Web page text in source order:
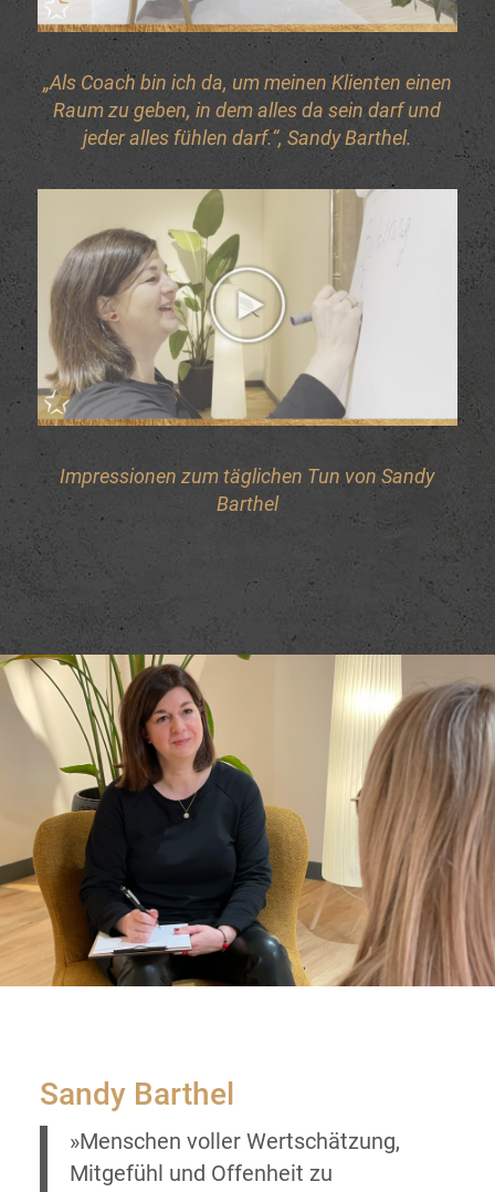
„Als Coach bin ich da, um meinen Klienten einen
Raum zu geben, in dem alles da sein darf und
jeder alles fühlen darf.“, Sandy Barthel.
Impressionen zum täglichen Tun von Sandy
Barthel
Sandy Barthel
»Menschen voller Wertschätzung,
Mitgefühl und Offenheit zu